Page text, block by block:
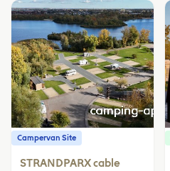
Campervan Site
STRANDPARX cable